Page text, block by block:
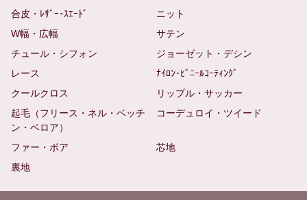
合皮・ﾚｻﾞｰ･ｽｴｰﾄﾞ
ニット
W幅・広幅
サテン
チュール・シフォン
ジョーゼット・デシン
レース
ﾅｲﾛﾝ･ﾋﾞﾆｰﾙｺｰﾃｨﾝｸﾞ
クールクロス
リップル・サッカー
起毛（フリース・ネル・ベッチ
ン・ベロア）
コーデュロイ・ツイード
ファー・ボア
芯地
裏地